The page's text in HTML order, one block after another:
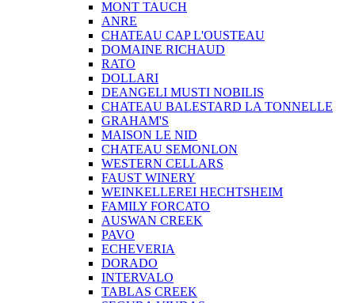
MONT TAUCH
ANRE
CHATEAU CAP L'OUSTEAU
DOMAINE RICHAUD
RATO
DOLLARI
DEANGELI MUSTI NOBILIS
CHATEAU BALESTARD LA TONNELLE
GRAHAM'S
MAISON LE NID
CHATEAU SEMONLON
WESTERN CELLARS
FAUST WINERY
WEINKELLEREI HECHTSHEIM
FAMILY FORCATO
AUSWAN CREEK
PAVO
ECHEVERIA
DORADO
INTERVALO
TABLAS CREEK